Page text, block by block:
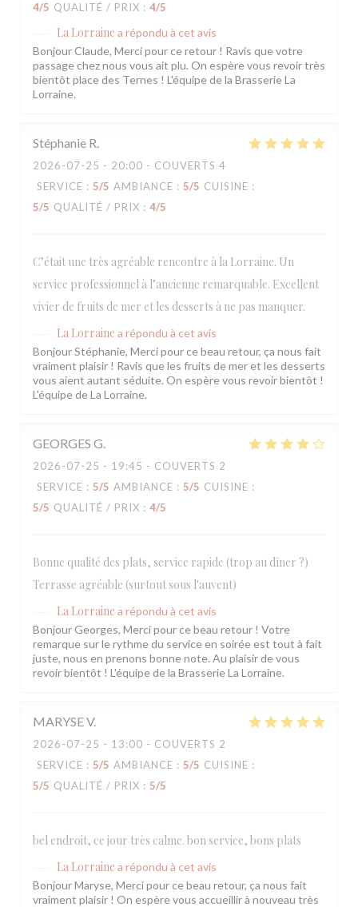
4/5 QUALITÉ / PRIX : 4/5
La Lorraine a répondu à cet avis
Bonjour Claude, Merci pour ce retour ! Ravis que votre
passage chez nous vous ait plu. On espère vous revoir très
bientôt place des Ternes ! L'équipe de la Brasserie La
Lorraine.
Stéphanie R
2026-07-25 - 20:00 - COUVERTS 4
SERVICE : 5/5 AMBIANCE : 5/5 CUISINE :
5/5 QUALITÉ / PRIX : 4/5
C’était une très agréable rencontre à la Lorraine. Un
service professionnel à l’ancienne remarquable. Excellent
vivier de fruits de mer et les desserts à ne pas manquer.
La Lorraine a répondu à cet avis
Bonjour Stéphanie, Merci pour ce beau retour, ça nous fait
vraiment plaisir ! Ravis que les fruits de mer et les desserts
vous aient autant séduite. On espère vous revoir bientôt !
L'équipe de La Lorraine.
GEORGES G
2026-07-25 - 19:45 - COUVERTS 2
SERVICE : 5/5 AMBIANCE : 5/5 CUISINE :
5/5 QUALITÉ / PRIX : 4/5
Bonne qualité des plats, service rapide (trop au dîner ?)
Terrasse agréable (surtout sous l'auvent)
La Lorraine a répondu à cet avis
Bonjour Georges, Merci pour ce beau retour ! Votre
remarque sur le rythme du service en soirée est tout à fait
juste, nous en prenons bonne note. Au plaisir de vous
revoir bientôt ! L'équipe de la Brasserie La Lorraine.
MARYSEV
2026-07-25 - 13:00 - COUVERTS 2
SERVICE : 5/5 AMBIANCE : 5/5 CUISINE :
5/5 QUALITÉ / PRIX : 5/5
bel endroit, ce jour très calme. bon service, bons plats
La Lorraine a répondu à cet avis
Bonjour Maryse, Merci pour ce beau retour, ça nous fait
vraiment plaisir ! On espère vous accueillir à nouveau très